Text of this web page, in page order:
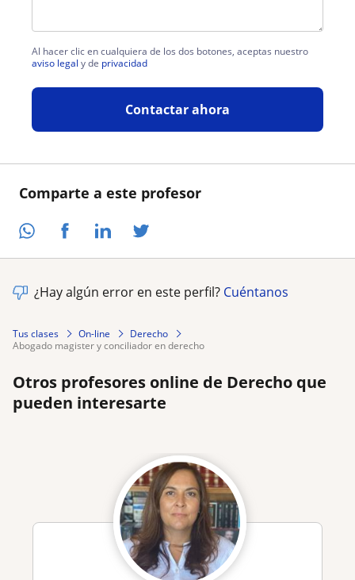
Comparte a este profesor
Al hacer clic en cualquiera de los dos botones, aceptas nuestro
aviso legal y de privacidad
Contactar ahora
¿Hay algún error en este perfil? Cuéntanos
Tus clases On-line
Derecho
abogado magister y conciliador en derecho
Otros profesores online de Derecho que
pueden interesarte